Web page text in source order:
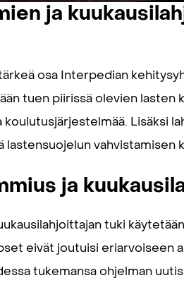
ja
osa Interpedian
tuen piirissä olevien lasten
koulutusjärjestelmää. Lisäksi
lastensuojelun vahvistamisen
ja
tuki
eivät joutuisi eriarvoiseen
tukemansa ohjelman